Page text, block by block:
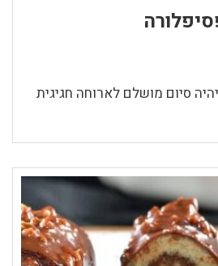
סיום מושלם לארוחה חגיגית